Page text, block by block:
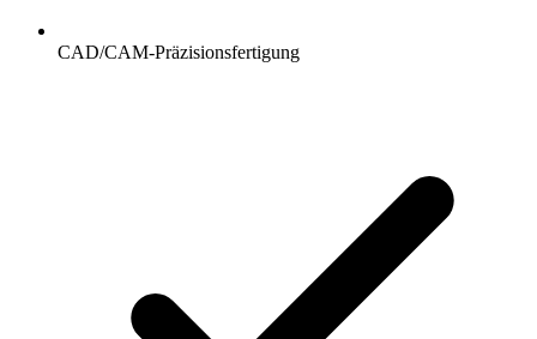
CAD/CAM-Präzisionsfertigung